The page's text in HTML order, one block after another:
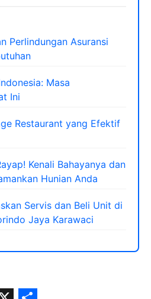
Perlindungan Asuransi
Masa
Ini
Restaurant yang Efektif
Kenali Bahayanya dan
Hunian Anda
Servis dan Beli Unit di
Jaya Karawaci